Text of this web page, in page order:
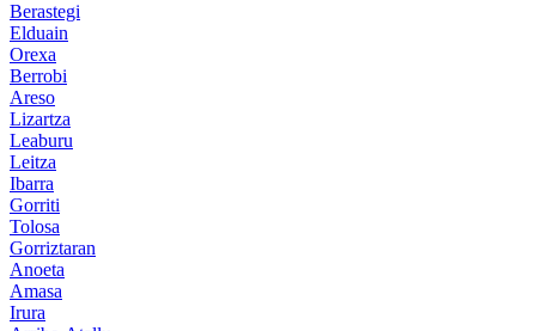
Berastegi
Elduain
Orexa
Berrobi
Areso
Lizartza
Leaburu
Leitza
Ibarra
Gorriti
Tolosa
Gorriztaran
Anoeta
Amasa
Irura